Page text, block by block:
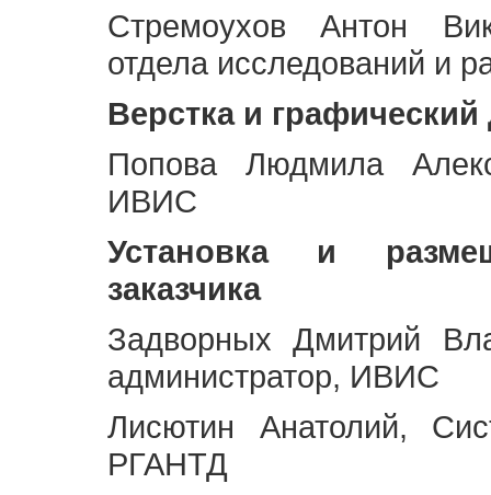
Стремоухов Антон
отдела исследований и
Верстка и графический
Попова Людмила
ИВИС
Установка и
заказчика
Задворных Дмитрий
администратор, ИВИС
Лисютин Анатолий,
РГАНТД